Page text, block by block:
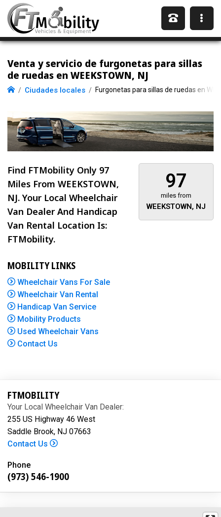
Venta y servicio de furgonetas para sillas
de ruedas en WEEKSTOWN, NJ
Ciudades locales Furgonetas para sillas de ruedas en
97
miles from
WEEKSTOWN, NJ
Find FTMobility Only 97
Miles From WEEKSTOWN,
NJ. Your Local Wheelchair
Van Dealer And Handicap
Van Rental Location Is:
FTMobility.
MOBILITY LINKS
Wheelchair Vans For Sale
Wheelchair Van Rental
Handicap Van Service
Mobility Products
Used Wheelchair Vans
Contact Us
FTMOBILITY
Your Local Wheelchair Van Dealer:
255 US Highway 46 West
Saddle Brook, NJ 07663
Contact Us
Phone
(973) 546-1900